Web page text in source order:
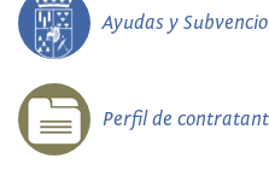
Ayudas y
Perfil de